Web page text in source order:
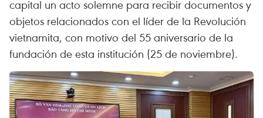
capital un acto solemne para recibir documentos y
objetos relacionados con el líder de la Revolución
vietnamita, con motivo del 55 aniversario de la
fundación de esta institución (25 de noviembre).